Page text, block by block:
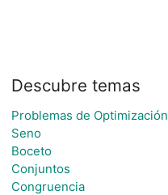
Descubre temas
Problemas de Optimización
Seno
Boceto
Conjuntos
Congruencia